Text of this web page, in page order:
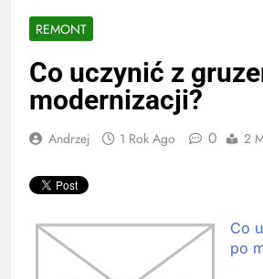
REMONT
Co uczynić z
modernizacji?
Andrzej 1 Rok Ago 0 2
Co
po